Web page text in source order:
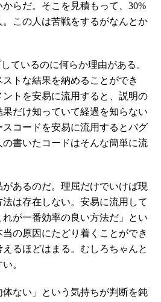
らだ。そこを見積もって、30%
。この人は苦戦をするがなんとか
ているのに何らか理由がある。
トな結果を納めることができ
トを安易に流用すると、説明の
だけ知っていて経過を知らない
コードを安易に流用するとバグ
書いたコードはそんな簡単に流
あるのだ。理屈だけでいけば現
は存在しない。安易に流用して
が一番効率の良い方法だ」とい
の原因にたどり着くことができ
るほどはまる。むしろちゃんと
。
体ない」という気持ちが判断を鈍